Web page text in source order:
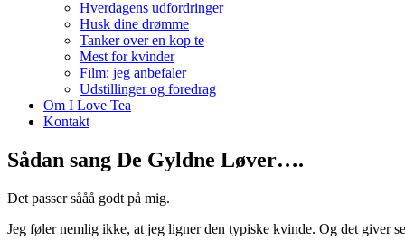
Hverdagens udfordringer
Husk dine drømme
Tanker over en kop te
Mest for kvinder
Film: jeg anbefaler
Udstillinger og foredrag
Om I Love Tea
Kontakt
Sådan sang De Gyldne Løver….
Det passer sååå godt på mig.
Jeg føler nemlig ikke, at jeg ligner den typiske kvinde. Og det giver